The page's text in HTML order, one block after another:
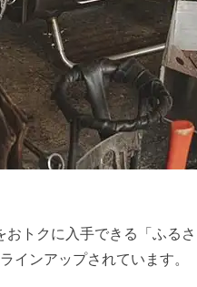
トクに入手できる「ふるさ
インアップされています。